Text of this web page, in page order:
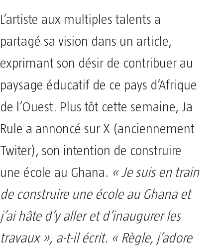
L’artiste aux multiples talents a
partagé sa vision dans un article,
exprimant son désir de contribuer au
paysage éducatif de ce pays d’Afrique
de l’Ouest. Plus tôt cette semaine, Ja
Rule a annoncé sur X (anciennement
Twiter), son intention de construire
une école au Ghana. « Je suis en train
de construire une école au Ghana et
j’ai hâte d’y aller et d’inaugurer les
travaux », a-t-il écrit. « Règle, j’adore